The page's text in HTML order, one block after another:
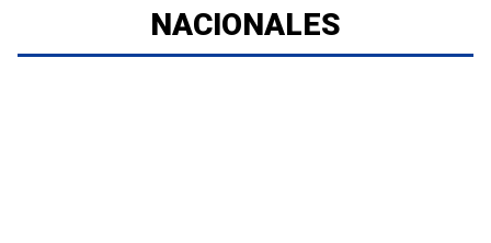
NACIONALES